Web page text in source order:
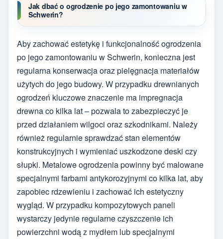
Jak dbać o ogrodzenie po jego zamontowaniu w
Schwerin?
Aby zachować estetykę i funkcjonalność ogrodzenia
po jego zamontowaniu w Schwerin, konieczna jest
regularna konserwacja oraz pielęgnacja materiałów
użytych do jego budowy. W przypadku drewnianych
ogrodzeń kluczowe znaczenie ma impregnacja
drewna co kilka lat – pozwala to zabezpieczyć je
przed działaniem wilgoci oraz szkodnikami. Należy
również regularnie sprawdzać stan elementów
konstrukcyjnych i wymieniać uszkodzone deski czy
słupki. Metalowe ogrodzenia powinny być malowane
specjalnymi farbami antykorozyjnymi co kilka lat, aby
zapobiec rdzewieniu i zachować ich estetyczny
wygląd. W przypadku kompozytowych paneli
wystarczy jedynie regularne czyszczenie ich
powierzchni wodą z mydłem lub specjalnymi